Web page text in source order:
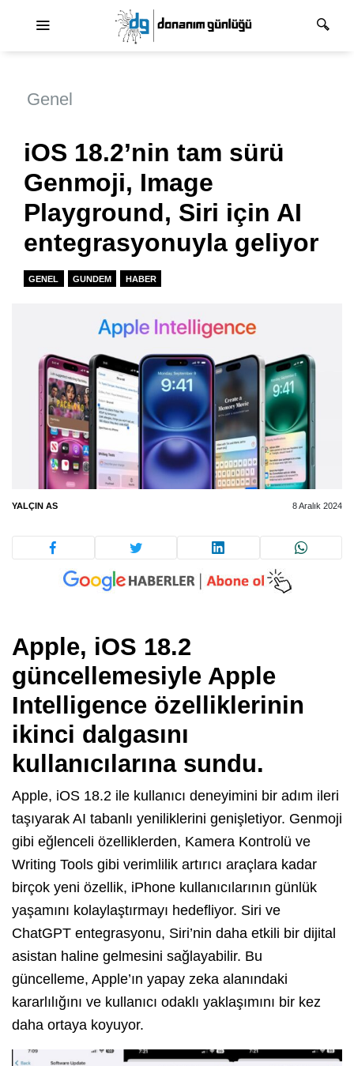
Genel
iOS 18.2’nin tam sürü
Genmoji, Image
Playground, Siri için AI
entegrasyonuyla geliyor
GENEL GUNDEM HABER
YALÇIN AS 8 Aralık 2024
Apple, iOS 18.2
güncellemesiyle Apple
Intelligence özelliklerinin
ikinci dalgasını
kullanıcılarına sundu.
Apple, iOS 18.2 ile kullanıcı deneyimini bir adım ileri
taşıyarak AI tabanlı yeniliklerini genişletiyor. Genmoji
gibi eğlenceli özelliklerden, Kamera Kontrolü ve
Writing Tools gibi verimlilik artırıcı araçlara kadar
birçok yeni özellik, iPhone kullanıcılarının günlük
yaşamını kolaylaştırmayı hedefliyor. Siri ve
ChatGPT entegrasyonu, Siri’nin daha etkili bir dijital
asistan haline gelmesini sağlayabilir. Bu
güncelleme, Apple’ın yapay zeka alanındaki
kararlılığını ve kullanıcı odaklı yaklaşımını bir kez
daha ortaya koyuyor.